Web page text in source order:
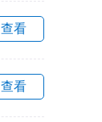
查看
查看